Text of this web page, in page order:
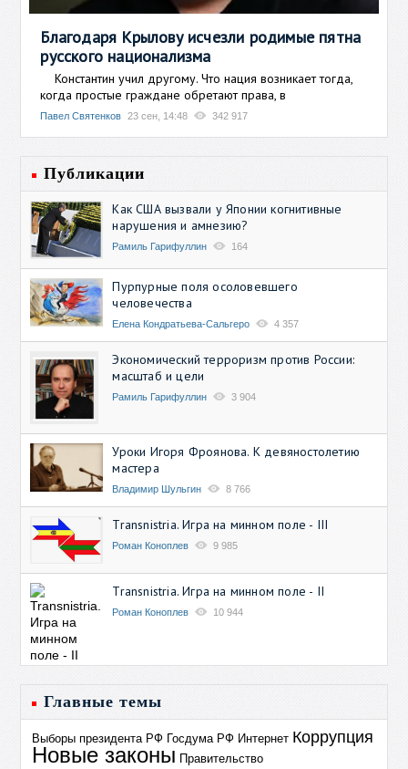
Благодаря Крылову исчезли родимые пятна
русского национализма
Константин учил другому. Что нация возникает тогда,
когда простые граждане обретают права, в
Павел Святенков 23 сен, 14:48 342 917
Публикации
Как США вызвали у Японии когнитивные
нарушения и амнезию?
Рамиль Гарифуллин 164
Пурпурные поля осоловевшего
человечества
Елена Кондратьева-Сальгеро 4 357
Экономический терроризм против России:
масштаб и цели
Рамиль Гарифуллин 3 904
Уроки Игоря Фроянова. К девяностолетию
мастера
Владимир Шульгин 8 766
Transnistria. Игра на минном поле - III
Роман Коноплев 9 985
Transnistria. Игра на минном поле - II
Роман Коноплев 10 944
Главные темы
Выборы президента РФ Госдума РФ Интернет Коррупция
Новые законы Правительство